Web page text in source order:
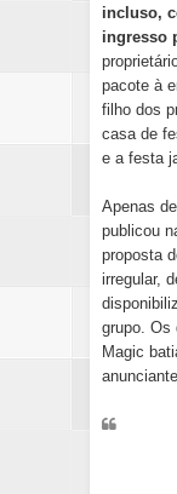
incluso,
ingresso
pacote à
filho dos
casa de
e a festa
Apenas
publicou
proposta
irregular,
grupo. Os
Magic